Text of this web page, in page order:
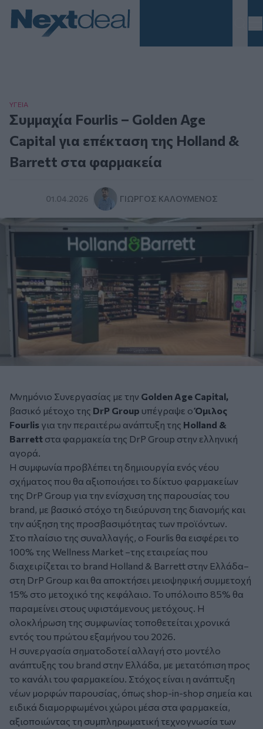
ΥΓΕΙΑ
Συμμαχία Fourlis – Golden Age
Capital για επέκταση της Holland &
Barrett στα φαρμακεία
01.04.2026 ΓΙΏΡΓΟΣ ΚΑΛΟΎΜΕΝΟΣ
Μνημόνιο Συνεργασίας με την Golden Age Capital,
βασικό μέτοχο της DrP Group υπέγραψε οΌμιλος
Fourlis για την περαιτέρω ανάπτυξη της Holland &
Barrett στα φαρμακεία της DrP Group στην ελληνική
αγορά.
Η συμφωνία προβλέπει τη δημιουργία ενός νέου
σχήματος που θα αξιοποιήσει το δίκτυο φαρμακείων
της DrP Group για την ενίσχυση της παρουσίας του
brand, με βασικό στόχο τη διεύρυνση της διανομής και
την αύξηση της προσβασιμότητας των προϊόντων.
Στο πλαίσιο της συναλλαγής, ο Fourlis θα εισφέρει το
100% της Wellness Market –της εταιρείας που
διαχειρίζεται το brand Holland & Barrett στην Ελλάδα–
στη DrP Group και θα αποκτήσει μειοψηφική συμμετοχή
15% στο μετοχικό της κεφάλαιο. Το υπόλοιπο 85% θα
παραμείνει στους υφιστάμενους μετόχους. Η
ολοκλήρωση της συμφωνίας τοποθετείται χρονικά
εντός του πρώτου εξαμήνου του 2026.
Η συνεργασία σηματοδοτεί αλλαγή στο μοντέλο
ανάπτυξης του brand στην Ελλάδα, με μετατόπιση προς
το κανάλι του φαρμακείου. Στόχος είναι η ανάπτυξη
νέων μορφών παρουσίας, όπως shop-in-shop σημεία και
ειδικά διαμορφωμένοι χώροι μέσα στα φαρμακεία,
αξιοποιώντας τη συμπληρωματική τεχνογνωσία των